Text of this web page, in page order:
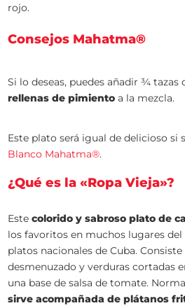
rojo.
Consejos Mahatma®
Si lo deseas, puedes añadir ¾ tazas
rellenas de pimiento a la mezcla.
Este plato será igual de delicioso si
Blanco Mahatma®.
¿Qué es la «Ropa Vieja»?
Estecolorido y sabroso plato de
los favoritos en muchos lugares del
platos nacionales de Cuba.
desmenuzado y verduras cortadas
una base de salsa de tomate.
sirve acompañada de plátanos